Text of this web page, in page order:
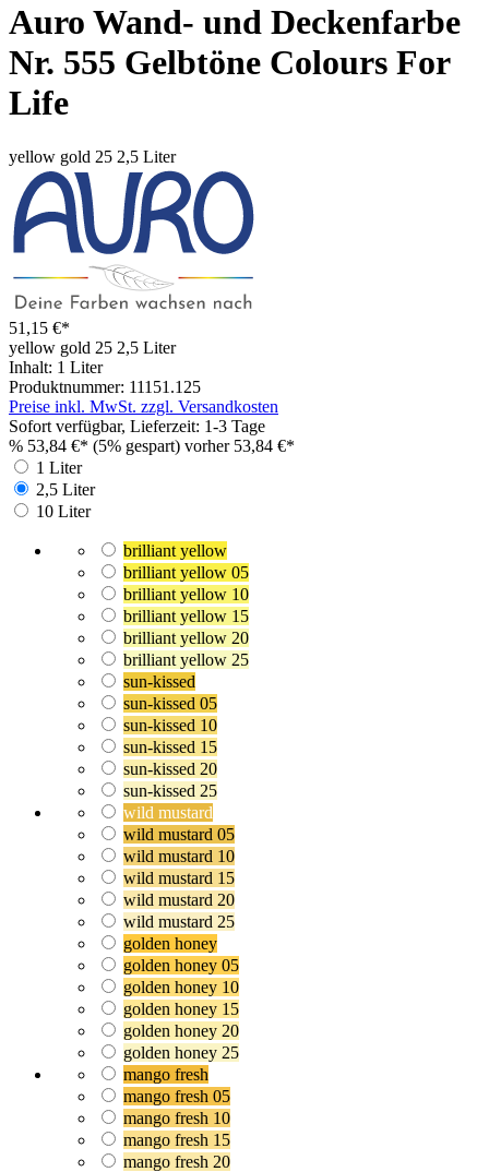
Auro Wand- und Deckenfarbe
Nr. 555 Gelbtöne Colours For
Life
yellow gold 25 2,5 Liter
51,15 €*
yellow gold 25 2,5 Liter
Inhalt: 1 Liter
Produktnummer: 11151.125
Preise inkl. MwSt. zzgl. Versandkosten
Sofort verfügbar, Lieferzeit: 1-3 Tage
% 53,84 €* (5% gespart) vorher 53,84 €*
1 Liter
2,5 Liter
10 Liter
brilliant yellow
brilliant yellow 05
brilliant yellow 10
brilliant yellow 15
brilliant yellow 20
brilliant yellow 25
sun-kissed
sun-kissed 05
sun-kissed 10
sun-kissed 15
sun-kissed 20
sun-kissed 25
wild mustard
wild mustard 05
wild mustard 10
wild mustard 15
wild mustard 20
wild mustard 25
golden honey
golden honey 05
golden honey 10
golden honey 15
golden honey 20
golden honey 25
mango fresh
mango fresh 05
mango fresh 10
mango fresh 15
mango fresh 20